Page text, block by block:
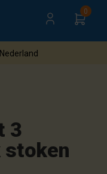
0
Nederland
3